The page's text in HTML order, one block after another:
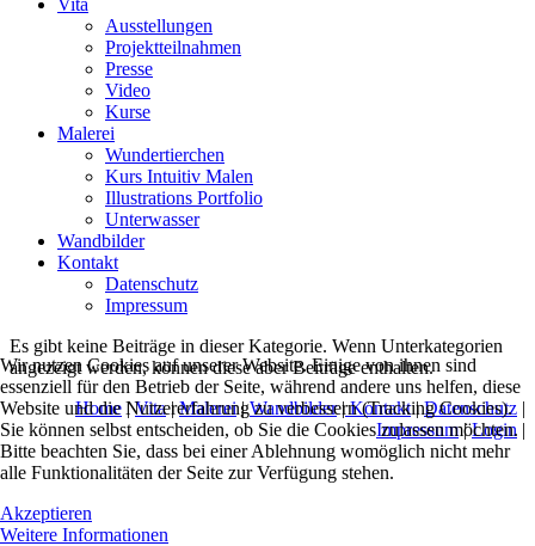
Vita
Ausstellungen
Projektteilnahmen
Presse
Video
Kurse
Malerei
Wundertierchen
Kurs Intuitiv Malen
Illustrations Portfolio
Unterwasser
Wandbilder
Kontakt
Datenschutz
Impressum
Es gibt keine Beiträge in dieser Kategorie. Wenn Unterkategorien
angezeigt werden, können diese aber Beiträge enthalten.
Home|Vita|Malerei|Wandbilder|Kontakt|Datenschutz |
Impressum|Login |
Wir nutzen Cookies auf unserer Website. Einige von ihnen sind
essenziell für den Betrieb der Seite, während andere uns helfen, diese
Website und die Nutzererfahrung zu verbessern (Tracking Cookies).
Sie können selbst entscheiden, ob Sie die Cookies zulassen möchten.
Bitte beachten Sie, dass bei einer Ablehnung womöglich nicht mehr
alle Funktionalitäten der Seite zur Verfügung stehen.
Akzeptieren
Weitere Informationen